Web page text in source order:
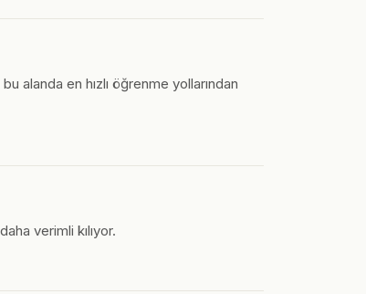
alanda en hızlı öğrenme yollarından
verimli kılıyor.